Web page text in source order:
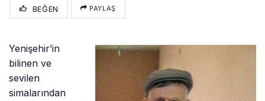
BEĞEN PAYLAŞ
Yenişehir’in
bilinen ve
sevilen
simalarından